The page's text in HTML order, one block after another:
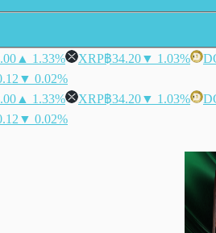
▲ 1.33% XRP฿34.20▼ 1.03%
▼ 0.02%
▲ 1.33% XRP฿34.20▼ 1.03%
▼ 0.02%